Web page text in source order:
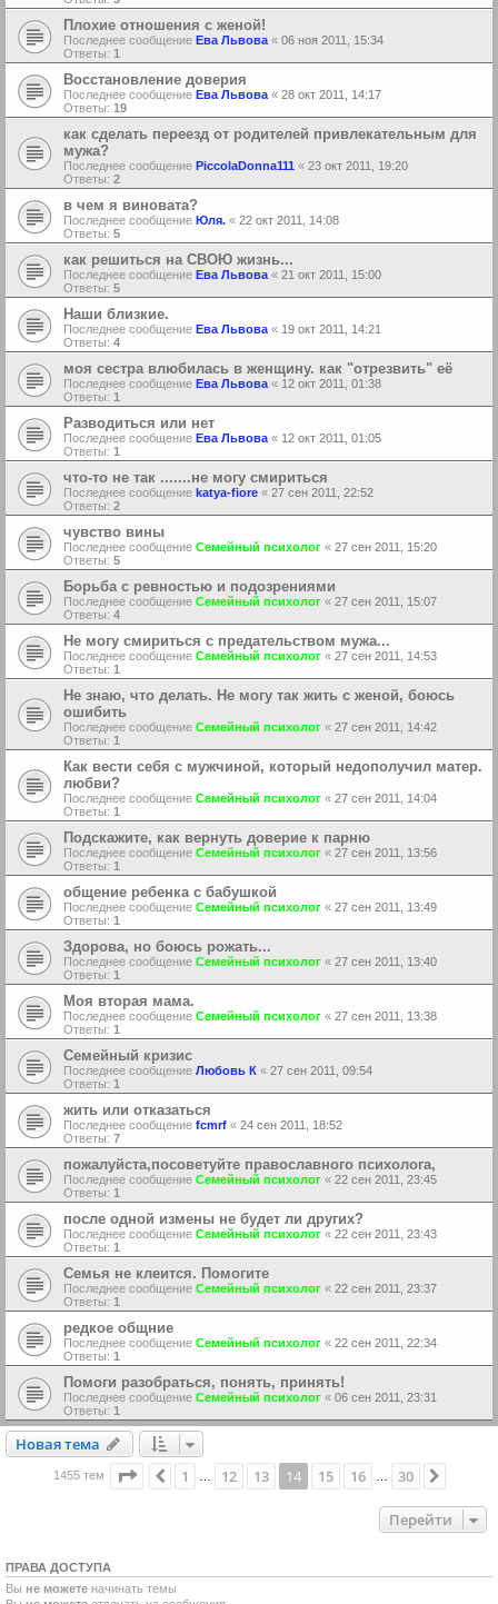
Плохие отношения с женой!
Последнее сообщение Ева Львова « 06 ноя 2011, 15:34
Ответы: 1
Восстановление доверия
Последнее сообщение Ева Львова « 28 окт 2011, 14:17
Ответы: 19
как сделать переезд от родителей привлекательным для
мужа?
Последнее сообщение PiccolaDonna111 « 23 окт 2011, 19:20
Ответы: 2
в чем я виновата?
Последнее сообщение Юля. « 22 окт 2011, 14:08
Ответы: 5
как решиться на СВОЮ жизнь...
Последнее сообщение Ева Львова « 21 окт 2011, 15:00
Ответы: 5
Наши близкие.
Последнее сообщение Ева Львова « 19 окт 2011, 14:21
Ответы: 4
моя сестра влюбилась в женщину. как "отрезвить" её
Последнее сообщение Ева Львова « 12 окт 2011, 01:38
Ответы: 1
Разводиться или нет
Последнее сообщение Ева Львова « 12 окт 2011, 01:05
Ответы: 1
что-то не так .......не могу смириться
Последнее сообщение katya-fiore « 27 сен 2011, 22:52
Ответы: 2
чувство вины
Последнее сообщение Семейный психолог « 27 сен 2011, 15:20
Ответы: 5
Борьба с ревностью и подозрениями
Последнее сообщение Семейный психолог « 27 сен 2011, 15:07
Ответы: 4
Не могу смириться с предательством мужа...
Последнее сообщение Семейный психолог « 27 сен 2011, 14:53
Ответы: 1
Не знаю, что делать. Не могу так жить с женой, боюсь
ошибить
Последнее сообщение Семейный психолог « 27 сен 2011, 14:42
Ответы: 1
Как вести себя с мужчиной, который недополучил матер.
любви?
Последнее сообщение Семейный психолог « 27 сен 2011, 14:04
Ответы: 1
Подскажите, как вернуть доверие к парню
Последнее сообщение Семейный психолог « 27 сен 2011, 13:56
Ответы: 1
общение ребенка с бабушкой
Последнее сообщение Семейный психолог « 27 сен 2011, 13:49
Ответы: 1
Здорова, но боюсь рожать...
Последнее сообщение Семейный психолог « 27 сен 2011, 13:40
Ответы: 1
Моя вторая мама.
Последнее сообщение Семейный психолог « 27 сен 2011, 13:38
Ответы: 1
Семейный кризис
Последнее сообщение Любовь К « 27 сен 2011, 09:54
Ответы: 1
жить или отказаться
Последнее сообщение fcmrf « 24 сен 2011, 18:52
Ответы: 7
пожалуйста,посоветуйте православного психолога,
Последнее сообщение Семейный психолог « 22 сен 2011, 23:45
Ответы: 1
после одной измены не будет ли других?
Последнее сообщение Семейный психолог « 22 сен 2011, 23:43
Ответы: 1
Семья не клеится. Помогите
Последнее сообщение Семейный психолог « 22 сен 2011, 23:37
Ответы: 1
редкое общние
Последнее сообщение Семейный психолог « 22 сен 2011, 22:34
Ответы: 1
Помоги разобраться, понять, принять!
Последнее сообщение Семейный психолог « 06 сен 2011, 23:31
Ответы: 1
Новая тема
Новаятема
1455 тем Страница 14из 30
Пред.
1 12 13 14 15 16 30
Перейти
ПРАВА ДОСТУПА
Вы не можете начинать темы